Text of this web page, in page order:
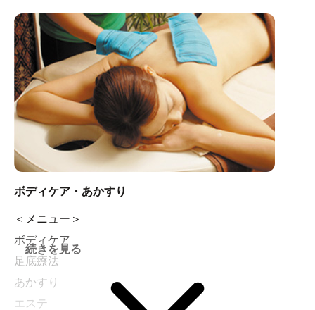
和温洞〔オンドルルーム〕
＜営業時間＞
10：00～23：00(最終受付 22：30)
ボディケア・あかすり
＜メニュー＞
ボディケア
足底療法
あかすり
エステ
続きを見る